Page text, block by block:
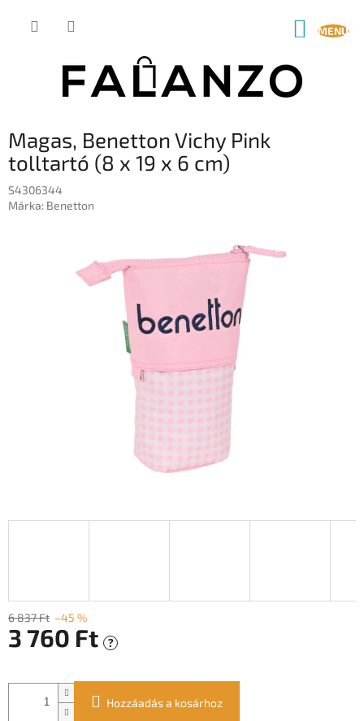
KOSÁR
Magas, Benetton Vichy Pink
tolltartó (8 x 19 x 6 cm)
S4306344
Márka: Benetton
6 837 Ft –45 %
3 760 Ft ?
Hozzáadás a kosárhoz